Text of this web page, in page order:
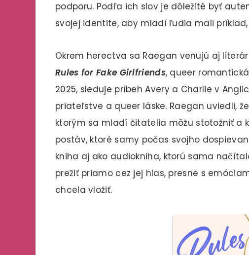
podporu. Podľa ich slov je dôležité byť
svojej identite, aby mladí ľudia mali
Okrem herectva sa Raegan venujú aj
Rules for Fake Girlfriends, queer
2025, sleduje príbeh Avery a Charlie v
priateľstve a queer láske. Raegan uviedli,
ktorým sa mladí čitatelia môžu stotožniť a
postáv, ktoré samy počas svojho
kniha aj ako audiokniha, ktorú sama
prežiť priamo cez jej hlas, presne s
chcela vložiť.